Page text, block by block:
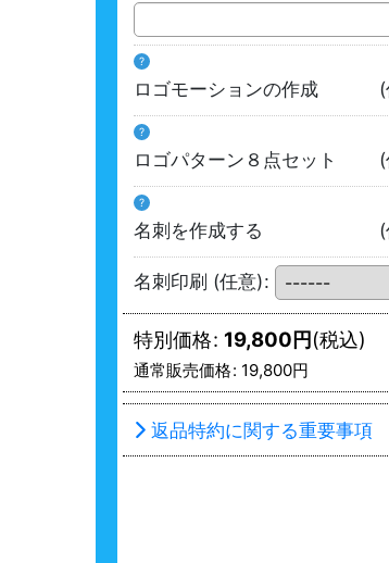
?
ロゴモーションの作成
?
ロゴパターン８点セット
?
名刺を作成する
名刺印刷 (任意):
特別価格: 19,800円(税込)
通常販売価格: 19,800円
返品特約に関する重要事項